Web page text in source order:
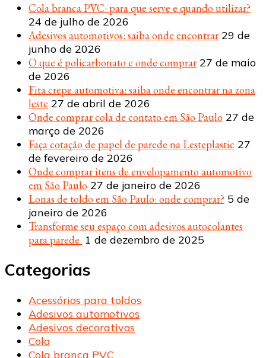
Cola branca PVC: para que serve e quando utilizar?
24 de julho de 2026
Adesivos automotivos: saiba onde encontrar 29 de
junho de 2026
O que é policarbonato e onde comprar 27 de maio
de 2026
Fita crepe automotiva: saiba onde encontrar na zona
leste 27 de abril de 2026
Onde comprar cola de contato em São Paulo 27 de
março de 2026
Faça cotação de papel de parede na Lesteplastic 27
de fevereiro de 2026
Onde comprar itens de envelopamento automotivo
em São Paulo 27 de janeiro de 2026
Lonas de toldo em São Paulo: onde comprar? 5 de
janeiro de 2026
Transforme seu espaço com adesivos autocolantes
para parede 1 de dezembro de 2025
Categorias
Acessórios para toldos
Adesivos automotivos
Adesivos decorativos
Cola
Cola branca PVC